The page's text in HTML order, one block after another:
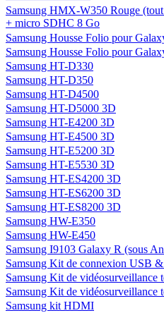
Samsung HMX-W350 Rouge
+ micro SDHC 8 Go
Samsung Housse Folio pour
Samsung Housse Folio pour
Samsung HT-D330
Samsung HT-D350
Samsung HT-D4500
Samsung HT-D5000 3D
Samsung HT-E4200 3D
Samsung HT-E4500 3D
Samsung HT-E5200 3D
Samsung HT-E5530 3D
Samsung HT-ES4200 3D
Samsung HT-ES6200 3D
Samsung HT-ES8200 3D
Samsung HW-E350
Samsung HW-E450
Samsung I9103 Galaxy R (sous
Samsung Kit de connexion USB
Samsung Kit de vidéosurveillance
Samsung Kit de vidéosurveillance
Samsung kit HDMI